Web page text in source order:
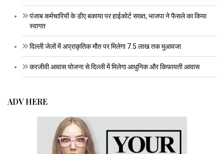
पंजाब कर्मचारियों के डीए बकाया पर हाईकोर्ट सख्त, भाजपा ने फैसले का किया
स्वागत
दिल्ली जेलों में अप्राकृतिक मौत पर मिलेगा 7.5 लाख तक मुआवजा
करजीवी आवास योजना से दिल्ली में मिलेगा आधुनिक और किफायती आवास
ADV HERE